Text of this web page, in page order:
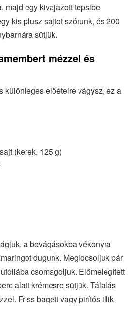
majd egy kivajazott tepsibe
kis plusz sajtot szórunk, és 200
sütjük.
mézzel és
különleges előételre vágysz, ez a
(kerek, 125 g)
a bevágásokba vékonyra
dugunk. Meglocsoljuk pár
csomagoljuk. Előmelegített
alatt krémesre sütjük. Tálalás
Friss bagett vagy pirítós illik